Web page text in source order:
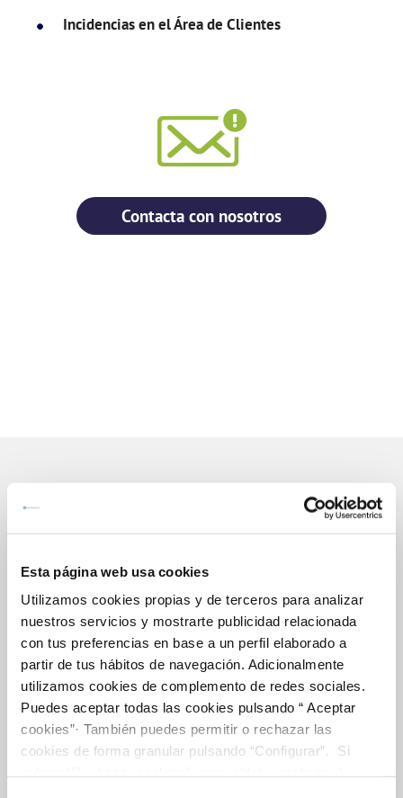
Esta página web usa cookies
Utilizamos cookies propias y de terceros para analizar
nuestros servicios y mostrarte publicidad relacionada
con tus preferencias en base a un perfil elaborado a
partir de tus hábitos de navegación. Adicionalmente
utilizamos cookies de complemento de redes sociales.
Puedes aceptar todas las cookies pulsando “ Aceptar
cookies”· También puedes permitir o rechazar las
cookies de forma granular pulsando “Configurar”. Si
Incidencias en el Área de Clientes
Contacta con nosotros
FACTURAS, PAGOS Y CONSUMOS
MODIFICACIÓN DE DATOS
INCIDENCIAS
TODAS LAS GESTIONES
OTRAS GESTIONES